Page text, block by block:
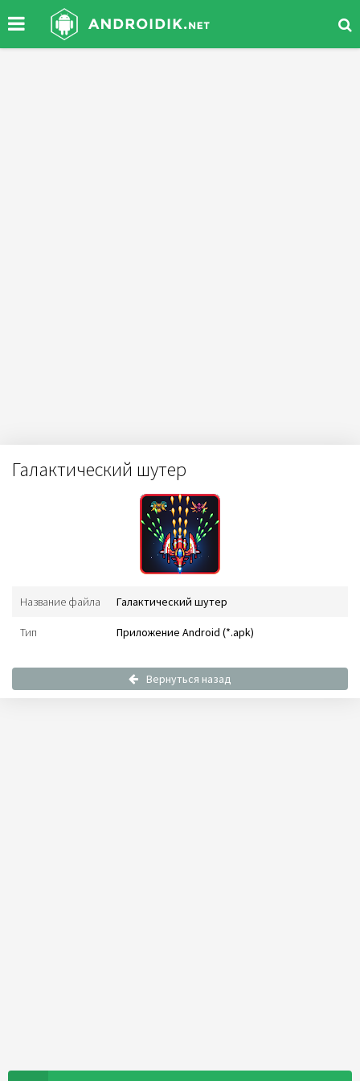
Галактический шутер
Название файла Галактический шутер
Тип Приложение Android (*.apk)
Вернуться назад